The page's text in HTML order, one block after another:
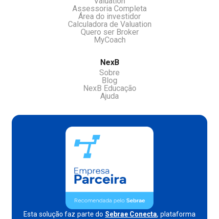
Assessoria Completa
Área do investidor
Calculadora de Valuation
Quero ser Broker
MyCoach
NexB
Sobre
Blog
NexB Educação
Ajuda
Esta solução faz parte do Sebrae Conecta, plataforma